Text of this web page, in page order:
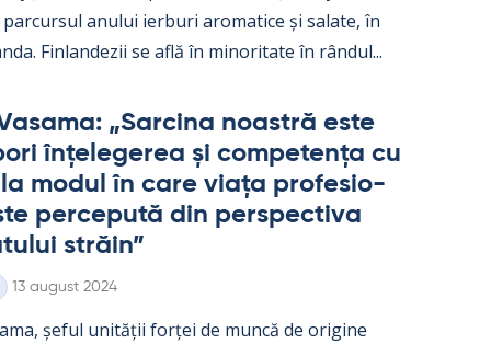
anu­lui ier­buri aro­ma­tice și sa­late, în
Fin­lan­dezii se află în mi­no­ri­tate în rân­dul...
„Sarcina noa­stră este
înțe­le­ge­rea și com­pe­tența cu
mo­dul în care viața pro­fe­sio­
perce­pută din pers­pec­tiva
străin”
Kirjoitettu
13 august 2024
șe­ful unității forței de muncă de ori­gine